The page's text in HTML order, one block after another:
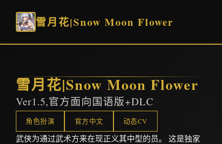
雪月花|Snow Moon Flower
雪月花|Snow Moon Flower
Ver1.5,官方面向国语版+DLC
角色扮演 官方中文 动态CV
武侠为通过武术方来在现正义其中型的员。 这是独家